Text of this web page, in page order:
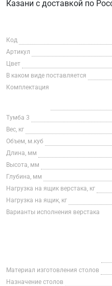
Казани с доставкой по
Код
Артикул
Цвет
В каком виде поставляется
Комплектация
Тумба 3
Вес, кг
Объем, м.куб
Длина, мм
Высота, мм
Глубина, мм
Нагрузка на ящик верстака, кг
Нагрузка на ящик, кг
Варианты исполнения верстака
Материал изготовления столов
Назначение столов